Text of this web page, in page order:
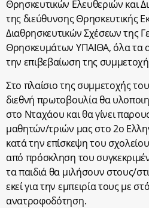
Θρησκευτικών Ελευθεριών και
της διεύθυνσης Θρησκευτικής
Διαθρησκευτικών Σχέσεων της
Θρησκευμάτων ΥΠΑΙΘΑ, όλα τα
την επιβεβαίωση της
Στο πλαίσιο της συμμετοχής
διεθνή πρωτοβουλία θα
στο Νταχάου και θα γίνει
μαθητών/τριών μας στο 2ο
κατά την επίσκεψη του
από πρόσκληση του
τα παιδιά θα μιλήσουν στους/
εκεί για την εμπειρία τους με
ανατροφοδότηση.